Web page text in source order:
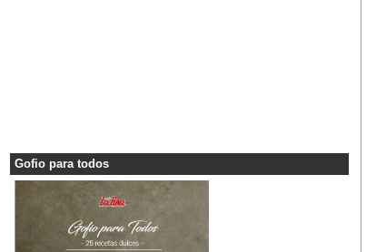
Gofio para todos